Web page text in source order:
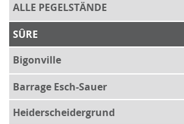
ALLE PEGELSTÄNDE
SÛRE
Bigonville
Barrage Esch-Sauer
Heiderscheidergrund